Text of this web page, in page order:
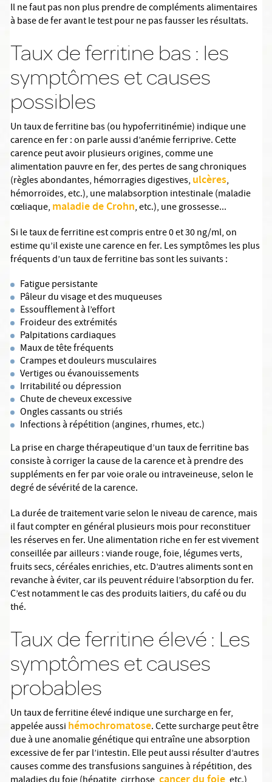
Il ne faut pas non plus prendre de compléments alimentaires
à base de fer avant le test pour ne pas fausser les résultats.
Taux de ferritine bas : les
symptômes et causes
possibles
Un taux de ferritine bas (ou hypoferritinémie) indique une
carence en fer : on parle aussi d’anémie ferriprive. Cette
carence peut avoir plusieurs origines, comme une
alimentation pauvre en fer, des pertes de sang chroniques
(règles abondantes, hémorragies digestives, ulcères,
hémorroïdes, etc.), une malabsorption intestinale (maladie
cœliaque, maladie de Crohn, etc.), une grossesse...
Si le taux de ferritine est compris entre 0 et 30 ng/ml, on
estime qu’il existe une carence en fer. Les symptômes les plus
fréquents d’un taux de ferritine bas sont les suivants :
Fatigue persistante
Pâleur du visage et des muqueuses
Essoufflement à l’effort
Froideur des extrémités
Palpitations cardiaques
Maux de tête fréquents
Crampes et douleurs musculaires
Vertiges ou évanouissements
Irritabilité ou dépression
Chute de cheveux excessive
Ongles cassants ou striés
Infections à répétition (angines, rhumes, etc.)
La prise en charge thérapeutique d’un taux de ferritine bas
consiste à corriger la cause de la carence et à prendre des
suppléments en fer par voie orale ou intraveineuse, selon le
degré de sévérité de la carence.
La durée de traitement varie selon le niveau de carence, mais
il faut compter en général plusieurs mois pour reconstituer
les réserves en fer. Une alimentation riche en fer est vivement
conseillée par ailleurs : viande rouge, foie, légumes verts,
fruits secs, céréales enrichies, etc. D’autres aliments sont en
revanche à éviter, car ils peuvent réduire l’absorption du fer.
C’est notamment le cas des produits laitiers, du café ou du
thé.
Taux de ferritine élevé : Les
symptômes et causes
probables
Un taux de ferritine élevé indique une surcharge en fer,
appelée aussi hémochromatose. Cette surcharge peut être
due à une anomalie génétique qui entraîne une absorption
excessive de fer par l’intestin. Elle peut aussi résulter d’autres
causes comme des transfusions sanguines à répétition, des